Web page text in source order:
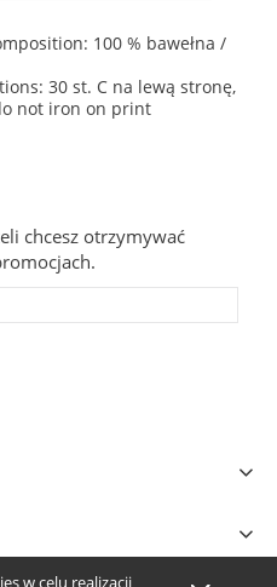
w celu realizacji
100 % bawełna /
30 st. C na lewą stronę,
not iron on print
chcesz otrzymywać